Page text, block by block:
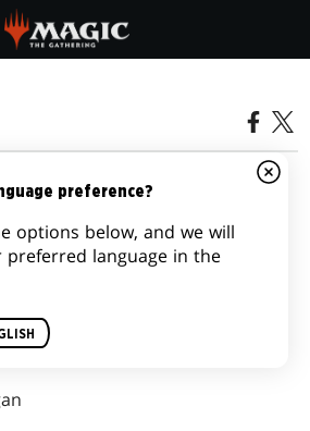
DE
GATHERING |
HEROES
preference?
options below, and we will
language in the